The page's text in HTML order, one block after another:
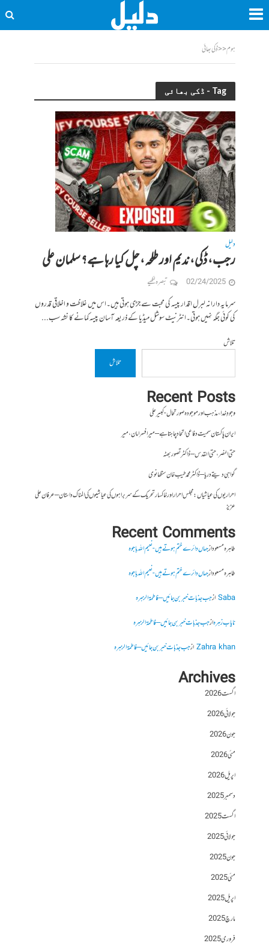
ہوم<<ڈکی بھائی
Tag - ڈکی بھائی
دلیل
رجب، ڈکی، ندیم اور طلحہ، چل کیا رہا ہے؟ سلمان علی
02/24/2025 تبصرہ لکھیے
سرمایہ دارانہ لبرل اقدار پیسہ کی محبت سے جڑی ہوتی ہیں۔اس میں غلاظت و اخلاقی قدروں
کی کوئی جگہ نہیں ہوتی۔انٹرنیٹ سوشل میڈیا کے ذریعہ آسان پیسہ کمانے کا نشہ سب...
تلاش
تلاش
Recent Posts
وجودِ خدا، مذہب اور موجودہ صورتحال- کبیر علی
ایران پاکستان سمیت دفاعی اتحاد چاہتا ہے – میر افسر امان،میر
حتی النصر ، حتی القدس – ڈاکٹر تصور بھٹہ
گواہی دیتے دریا – ڈاکٹر محمد طیب خان سنگھانوی
احراریوں کی عیاشیاں : مجلس احرار اور خاکسار تحریک کے سربراہوں کی عیاشیوں کی المناک داستان – عرفان علی
عزیز
Recent Comments
طاہرہ مسعودازجہاں دائرے ختم ہوتے ہیں- نعیم اللہ باجوہ
طاہرہ مسعودازجہاں دائرے ختم ہوتے ہیں- نعیم اللہ باجوہ
Sabaازجب جذبات خبر بن جائیں – فاطمۃالزہرہ
نایاب زہرہازجب جذبات خبر بن جائیں – فاطمۃالزہرہ
Zahra khanازجب جذبات خبر بن جائیں – فاطمۃالزہرہ
Archives
اگست 2026
جولائی 2026
جون 2026
مئی 2026
اپریل 2026
دسمبر 2025
اگست 2025
جولائی 2025
جون 2025
مئی 2025
اپریل 2025
مارچ 2025
فروری 2025